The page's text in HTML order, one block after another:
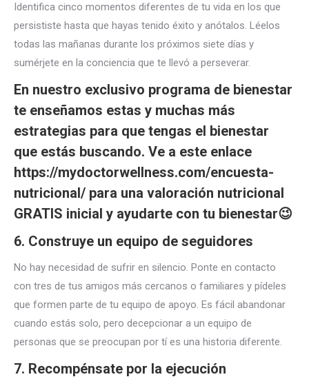
Identifica cinco momentos diferentes de tu vida en los que
persististe hasta que hayas tenido éxito y anótalos. Léelos
todas las mañanas durante los próximos siete días y
sumérjete en la conciencia que te llevó a perseverar.
En nuestro exclusivo programa de bienestar
te enseñamos estas y muchas más
estrategias para que tengas el bienestar
que estás buscando. Ve a este enlace
https://mydoctorwellness.com/encuesta-
nutricional/ para una valoración nutricional
GRATIS inicial y ayudarte con tu bienestar😉
6. Construye un equipo de seguidores
No hay necesidad de sufrir en silencio. Ponte en contacto
con tres de tus amigos más cercanos o familiares y pídeles
que formen parte de tu equipo de apoyo. Es fácil abandonar
cuando estás solo, pero decepcionar a un equipo de
personas que se preocupan por tí es una historia diferente.
7. Recompénsate por la ejecución